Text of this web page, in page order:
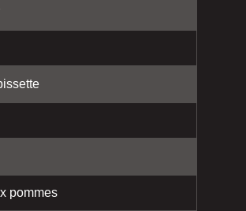
pommes